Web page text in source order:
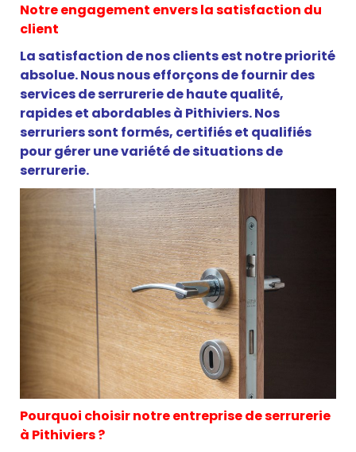
Notre engagement envers la satisfaction du
client
La satisfaction de nos clients est notre priorité
absolue. Nous nous efforçons de fournir des
services de serrurerie de haute qualité,
rapides et abordables à Pithiviers. Nos
serruriers sont formés, certifiés et qualifiés
pour gérer une variété de situations de
serrurerie.
Pourquoi choisir notre entreprise de serrurerie
à Pithiviers ?